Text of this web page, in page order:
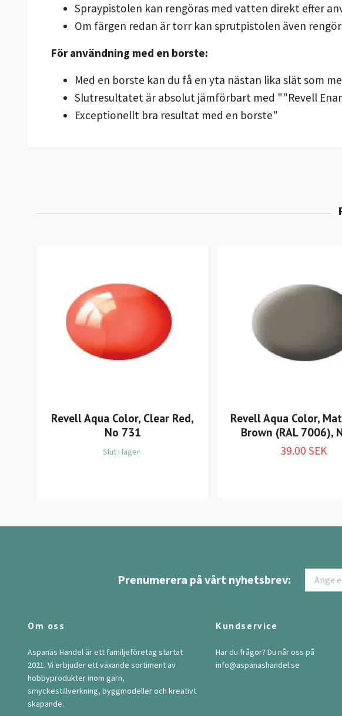
Spraypistolen kan rengöras med vatten direkt efter
Om färgen redan är torr kan sprutpistolen även
För användning med en borste:
Med en borste kan du få en yta nästan lika slät som
Slutresultatet är absolut jämförbart med ""Revell
Exceptionellt bra resultat med en borste"
Revell Aqua Color, Clear Red,
No 731
Slut i lager
Revell Aqua Color,
Brown (RAL 7006),
39.00 SEK
Prenumerera på vårt nyhetsbrev:
Om oss
Aspanäs Handel är ett familjeföretag startat
2021. Vi erbjuder ett växande sortiment av
hobbyprodukter inom garn,
smyckestillverkning, byggmodeller och kreativt
skapande.
Kundservice
Har du frågor? Du når oss på
info@aspanashandel.se